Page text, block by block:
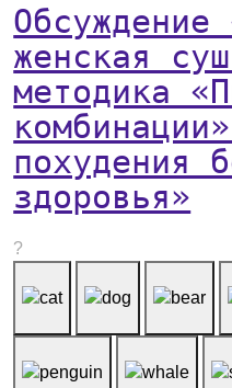
Обсуждение
женская
методика
похудения
здоровья»
?